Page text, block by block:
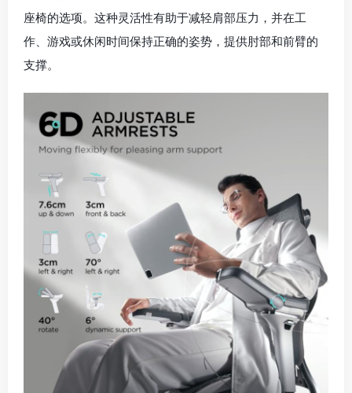
座椅的选项。这种灵活性有助于减轻肩部压力，并在工
作、游戏或休闲时间保持正确的姿势，提供肘部和前臂的
支撑。